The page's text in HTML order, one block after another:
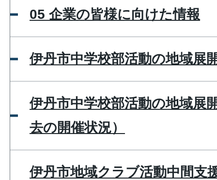
05 企業の皆様に向けた情報
伊丹市中学校部活動の地域展
伊丹市中学校部活動の地域展
去の開催状況）
伊丹市地域クラブ活動中間支